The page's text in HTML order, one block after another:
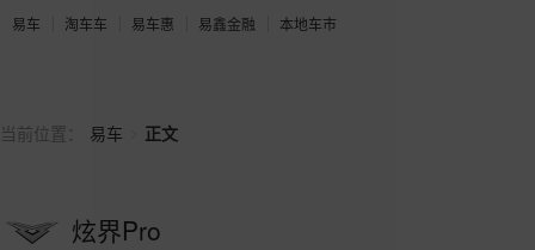
易车 淘车车 易车惠 易鑫金融 本地车市
当前位置： 易车 正文
炫界Pro